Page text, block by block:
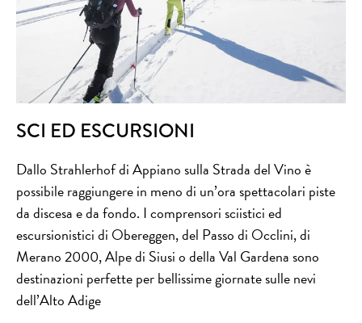
SCI ED ESCURSIONI
Dallo Strahlerhof di Appiano sulla Strada del Vino è
possibile raggiungere in meno di un’ora spettacolari piste
da discesa e da fondo. I comprensori sciistici ed
escursionistici di Obereggen, del Passo di Occlini, di
Merano 2000, Alpe di Siusi o della Val Gardena sono
destinazioni perfette per bellissime giornate sulle nevi
dell’Alto Adige